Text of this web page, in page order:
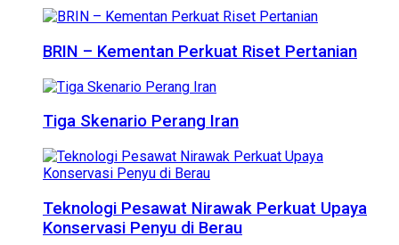
BRIN – Kementan Perkuat Riset Pertanian
Tiga Skenario Perang Iran
Teknologi Pesawat Nirawak Perkuat Upaya
Konservasi Penyu di Berau